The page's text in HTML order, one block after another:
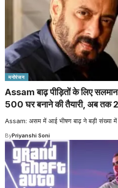
मनोरंजन
Assam बाढ़ पीड़ितों के लिए
500 घर बनाने की तैयारी, अब तक
Assam: असम में आई भीषण बाढ़ ने बड़ी संख्या में
ByPriyanshi Soni